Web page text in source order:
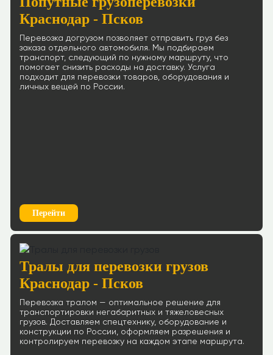
Краснодар - Псков
Перевозка догрузом позволяет отправить груз без
заказа отдельного автомобиля. Мы подбираем
транспорт, следующий по нужному маршруту, что
помогает снизить расходы на доставку. Услуга
подходит для перевозки товаров, оборудования и
личных вещей по России.
Перейти
Тралы для перевозки грузов
Краснодар - Псков
Перевозка тралом — оптимальное решение для
транспортировки негабаритных и тяжеловесных
грузов. Доставляем спецтехнику, оборудование и
конструкции по России, оформляем разрешения и
контролируем перевозку на каждом этапе маршрута.